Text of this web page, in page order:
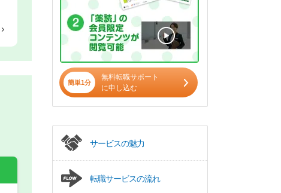
簡単1分
無料転職サポート
に申し込む
サービスの魅力
転職サービスの流れ